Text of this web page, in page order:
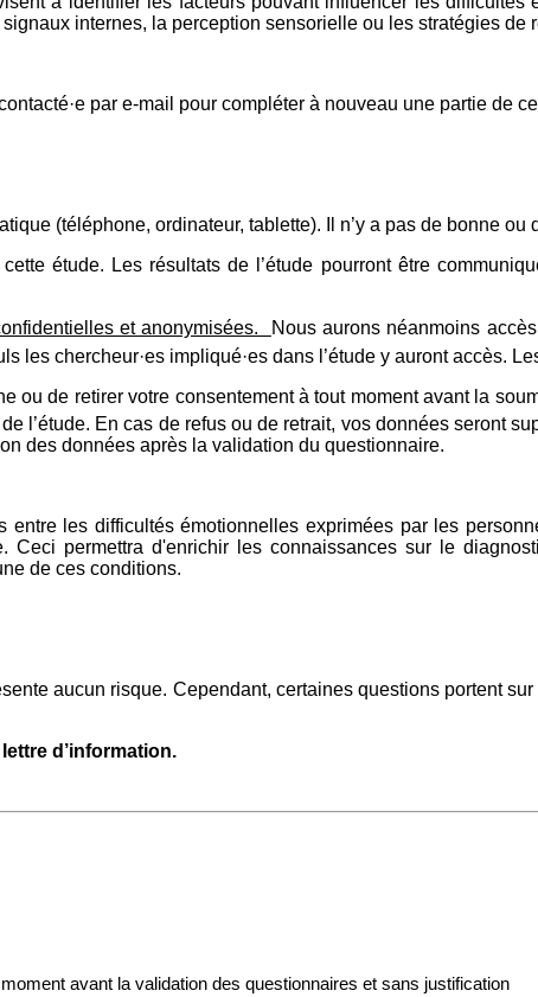
internes, la perception sensorielle ou les stratégies de
par e-mail pour compléter à nouveau une partie de
(téléphone, ordinateur, tablette). Il n’y a pas de bonne ou
étude. Les résultats de l’étude pourront être
et anonymisées.
Nous aurons néanmoins
les chercheur·es impliqué·es dans l’étude y auront accès.
ou de retirer votre consentement à tout moment avant la
l’étude. En cas de refus ou de retrait, vos données seront
des données après la validation du questionnaire.
les difficultés émotionnelles exprimées par les
Ceci permettra d'enrichir les connaissances sur le
de ces conditions.
aucun risque. Cependant, certaines questions portent
d’information.
avant la validation des questionnaires et sans justification